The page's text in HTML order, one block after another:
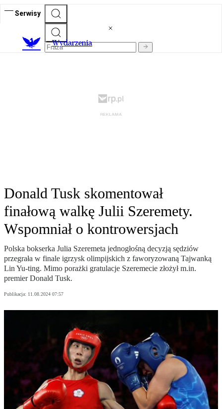
Serwisy
Wydarzenia
Donald Tusk skomentował
finałową walkę Julii Szeremety.
Wspomniał o kontrowersjach
Polska bokserka Julia Szeremeta jednogłośną decyzją sędziów
przegrała w finale igrzysk olimpijskich z faworyzowaną Tajwanką
Lin Yu-ting. Mimo porażki gratulacje Szeremecie złożył m.in.
premier Donald Tusk.
Publikacja: 11.08.2024 07:57